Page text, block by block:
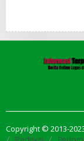
Copyright © 2013-
Redaksi